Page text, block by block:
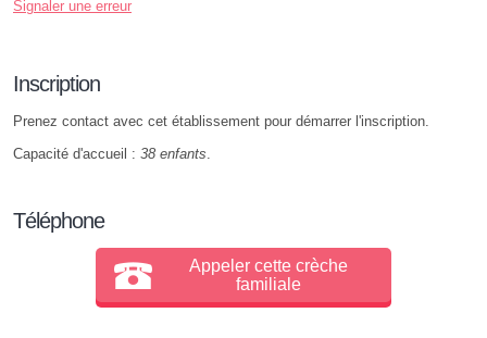
Signaler une erreur
Inscription
Prenez contact avec cet établissement pour démarrer l'inscription.
Capacité d'accueil : 38 enfants
Téléphone
Appeler cette crèche
familiale